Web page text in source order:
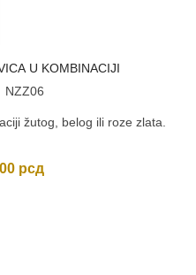
U KOMBINACIJI
NZZ06
žutog, belog ili roze zlata.
рсд